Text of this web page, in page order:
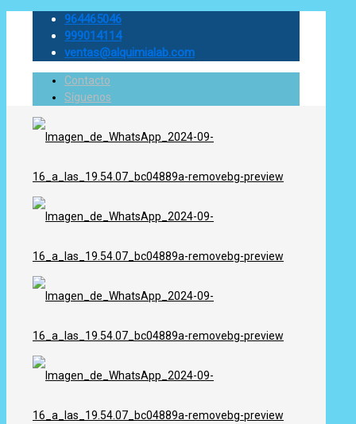
964465046
999014114
ventas@alquimialab.com
Contacto
Síguenos